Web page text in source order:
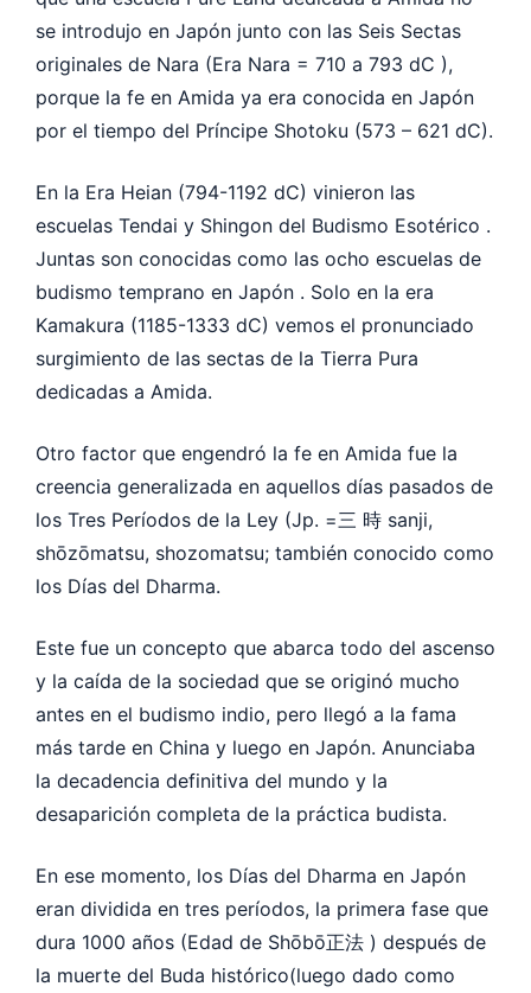
se introdujo en Japón junto con las Seis Sectas
originales de Nara (Era Nara = 710 a 793 dC ),
porque la fe en Amida ya era conocida en Japón
por el tiempo del Príncipe Shotoku (573 – 621 dC).
En la Era Heian (794-1192 dC) vinieron las
escuelas Tendai y Shingon del Budismo Esotérico .
Juntas son conocidas como las ocho escuelas de
budismo temprano en Japón . Solo en la era
Kamakura (1185-1333 dC) vemos el pronunciado
surgimiento de las sectas de la Tierra Pura
dedicadas a Amida.
Otro factor que engendró la fe en Amida fue la
creencia generalizada en aquellos días pasados de
los Tres Períodos de la Ley (Jp. =三 時 sanji,
shōzōmatsu, shozomatsu; también conocido como
los Días del Dharma.
Este fue un concepto que abarca todo del ascenso
y la caída de la sociedad que se originó mucho
antes en el budismo indio, pero llegó a la fama
más tarde en China y luego en Japón. Anunciaba
la decadencia definitiva del mundo y la
desaparición completa de la práctica budista.
En ese momento, los Días del Dharma en Japón
eran dividida en tres períodos, la primera fase que
dura 1000 años (Edad de Shōbō正法 ) después de
la muerte del Buda histórico(luego dado como